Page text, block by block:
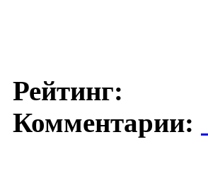
Рейтинг:
Комментарии: